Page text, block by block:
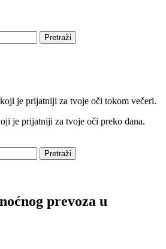
Pretraži
je prijatniji za tvoje oči tokom večeri.
je prijatniji za tvoje oči preko dana.
Pretraži
prevoza u